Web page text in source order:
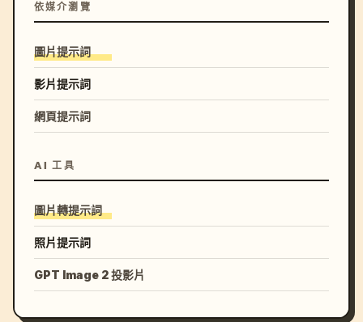
依媒介瀏覽
圖片提示詞
影片提示詞
網頁提示詞
AI 工具
圖片轉提示詞
照片提示詞
GPT Image 2 投影片